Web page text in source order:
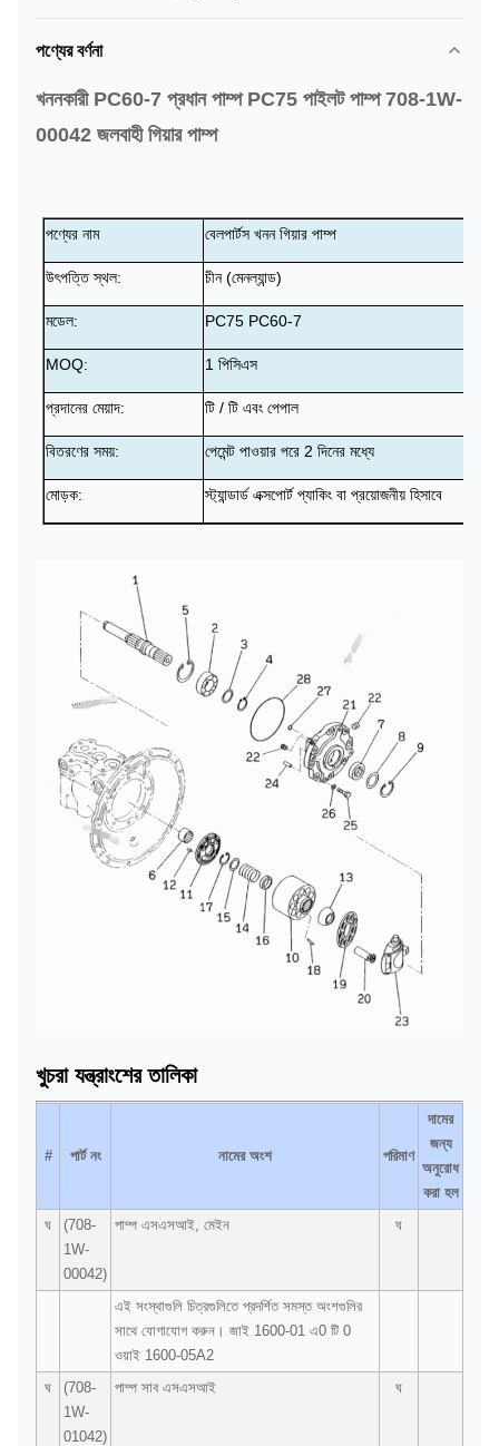
পণ্যের বর্ণনা
খননকারী PC60-7 প্রধান পাম্প PC75 পাইলট পাম্প 708-1W-
00042 জলবাহী গিয়ার পাম্প
পণ্যের নাম বেলপার্টস খনন গিয়ার পাম্প
উৎপত্তি স্থল: চীন (মেনল্যান্ড)
মডেল: PC75 PC60-7
MOQ: 1 পিসিএস
প্রদানের মেয়াদ: টি / টি এবং পেপাল
বিতরণের সময়: পেমেন্ট পাওয়ার পরে 2 দিনের মধ্যে
মোড়ক: স্ট্যান্ডার্ড এক্সপোর্ট প্যাকিং বা প্রয়োজনীয় হিসাবে
খুচরা যন্ত্রাংশের তালিকা
# পার্ট নং নামের অংশ পরিমাণ
দামের
জন্য
অনুরোধ
করা হল
ঘ
(708-
1W-
00042)
পাম্প এসএসআই, মেইন ঘ
এই সংস্থাগুলি চিত্রগুলিতে প্রদর্শিত সমস্ত অংশগুলির
সাথে যোগাযোগ করুন। জাই 1600-01 এ0 টি 0
ওয়াই 1600-05A2
ঘ
(708-
1W-
01042)
পাম্প সাব এসএসআই ঘ